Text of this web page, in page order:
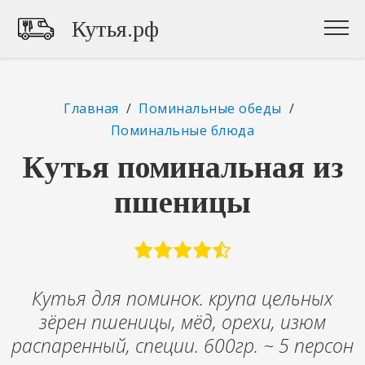
Кутья.рф
Главная / Поминальные обеды /
Поминальные блюда
Кутья поминальная из
пшеницы
Кутья для поминок. крупа цельных
зёрен пшеницы, мёд, орехи, изюм
распаренный, специи. 600гр. ~ 5 персон